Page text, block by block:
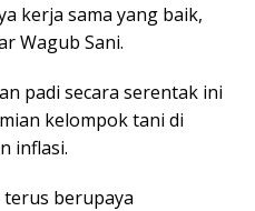
kerja sama yang baik,
Wagub Sani.
padi secara serentak ini
kelompok tani di
inflasi.
berupaya